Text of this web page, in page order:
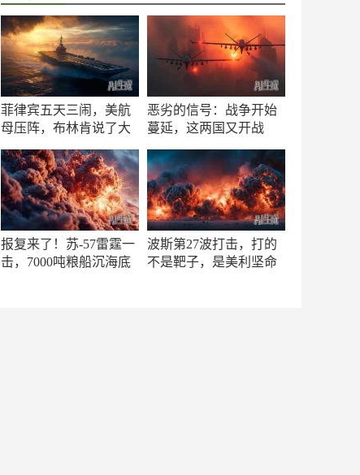
菲律宾五天三闹，美航
母压阵，布林肯说了大
恶劣的信号：战争开始
蔓延，这两国又开战
报复来了！苏-57雷霆一
击，7000吨粮船沉海底
波斯第27波打击，打的
不是靶子，是美利坚命